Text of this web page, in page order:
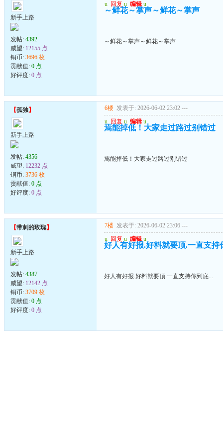
新手上路
发帖: 4392
威望: 12155 点
铜币: 3696 枚
贡献值: 0 点
好评度: 0 点
u 回复 u 编辑 u
～鲜花～掌声～鲜花～掌声
～鲜花～掌声～鲜花～掌声
【孤独】
新手上路
发帖: 4356
威望: 12232 点
铜币: 3736 枚
贡献值: 0 点
好评度: 0 点
6楼 发表于: 2026-06-02 23:02 ---
u 回复 u 编辑 u
焉能掉低！大家走过路过别错过
焉能掉低！大家走过路过别错过
【带刺的玫瑰】
新手上路
发帖: 4387
威望: 12142 点
铜币: 3709 枚
贡献值: 0 点
好评度: 0 点
7楼 发表于: 2026-06-02 23:06 ---
u 回复 u 编辑 u
好人有好报.好料就要顶.一直支持
好人有好报.好料就要顶.一直支持你到底...